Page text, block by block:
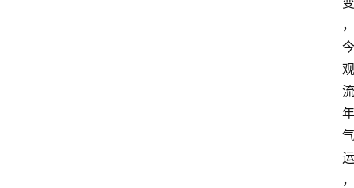
，
今
观
流
年
气
运
，